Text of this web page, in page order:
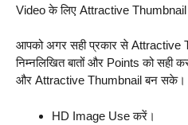
Video के लिए Attractive Thumbnail
आपको अगर सही प्रकार से Attractive
निम्नलिखित बातों और Points को सही
और Attractive Thumbnail बन सके।
HD Image Use करें।